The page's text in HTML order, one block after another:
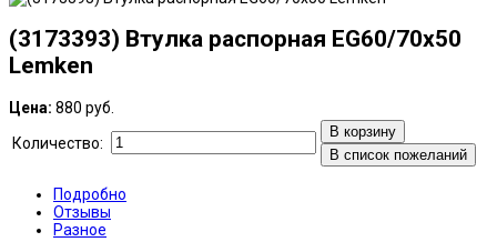
(3173393) Втулка распорная EG60/70x50
Lemken
Цена: 880 руб.
Количество:
В корзину
В список пожеланий
Подробно
Отзывы
Разное